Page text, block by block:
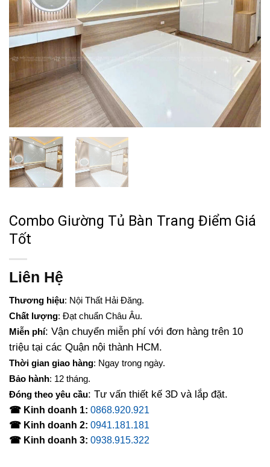
Combo Giường Tủ Bàn Trang Điểm Giá
Tốt
Liên Hệ
Thương hiệu: Nội Thất Hải Đăng.
Chất lượng: Đạt chuẩn Châu Âu.
Miễn phí: Vận chuyển miễn phí với đơn hàng trên 10
triệu tại các Quận nội thành HCM.
Thời gian giao hàng: Ngay trong ngày.
Bảo hành: 12 tháng.
Đóng theo yêu cầu: Tư vấn thiết kế 3D và lắp đặt.
☎ Kinh doanh 1: 0868.920.921
☎ Kinh doanh 2: 0941.181.181
☎ Kinh doanh 3: 0938.915.322